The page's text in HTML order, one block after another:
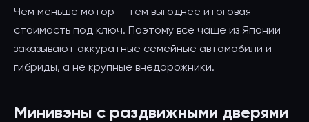
Чем меньше мотор — тем выгоднее итоговая
стоимость под ключ. Поэтому всё чаще из Японии
заказывают аккуратные семейные автомобили и
гибриды, а не крупные внедорожники.
Минивэны с раздвижными дверями